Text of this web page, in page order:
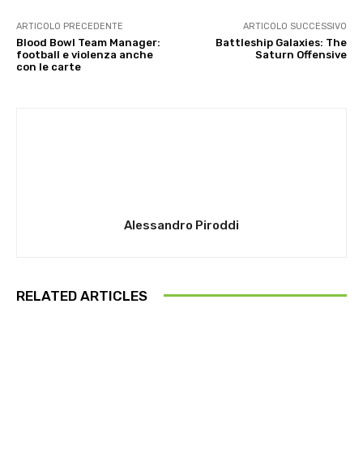
ARTICOLO PRECEDENTE
Blood Bowl Team Manager:
football e violenza anche
con le carte
ARTICOLO SUCCESSIVO
Battleship Galaxies: The
Saturn Offensive
Alessandro Piroddi
RELATED ARTICLES